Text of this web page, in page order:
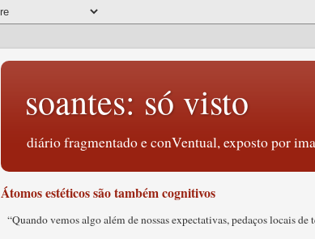
soantes: só visto
diário fragmentado e conVentual, exposto por
Átomos estéticos são também cognitivos
“Quando vemos algo além de nossas expectativas, pedaços locais